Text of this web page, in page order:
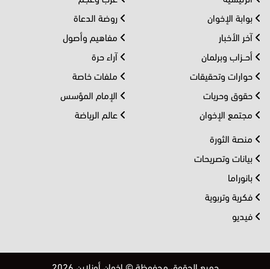
بوابة الإخوان
آخر الأخبار
أحــزاب وبرلمان
حوارات وتحقيقات
حقوق وحريات
مجتمع الإخوان
روضة الدعاة
مفاهيم وأصول
آراء حرة
ملفات خاصة
الإمام المؤسس
عالم الرياضة
منصة الثورة
بيانات وتصريحات
بانوراما
فكرية وتربوية
فيديو